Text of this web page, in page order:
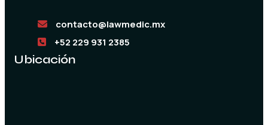
contacto@lawmedic.mx
+52 229 931 2385
Ubicación